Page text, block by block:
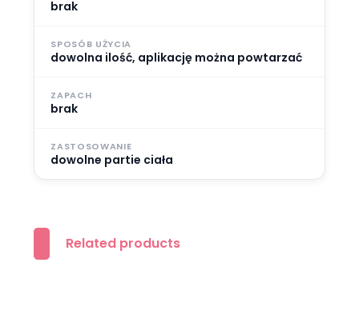
brak
SPOSÓB UŻYCIA
dowolna ilość, aplikację można powtarzać
ZAPACH
brak
ZASTOSOWANIE
dowolne partie ciała
Related products